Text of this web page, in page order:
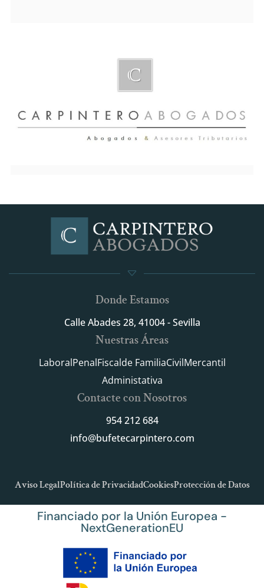
Donde Estamos
Calle Abades 28, 41004 - Sevilla
Nuestras Áreas
LaboralPenalFiscalde FamiliaCivilMercantil
Administativa
Contacte con Nosotros
954 212 684
info@bufetecarpintero.com
Aviso LegalPolítica de PrivacidadCookiesProtección de Datos
Financiado por la Unión Europea -
NextGenerationEU